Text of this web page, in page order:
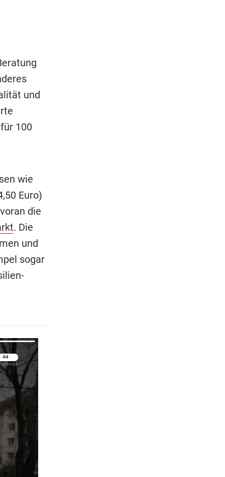
und
100
wie
Euro)
die
. Die
und
sogar